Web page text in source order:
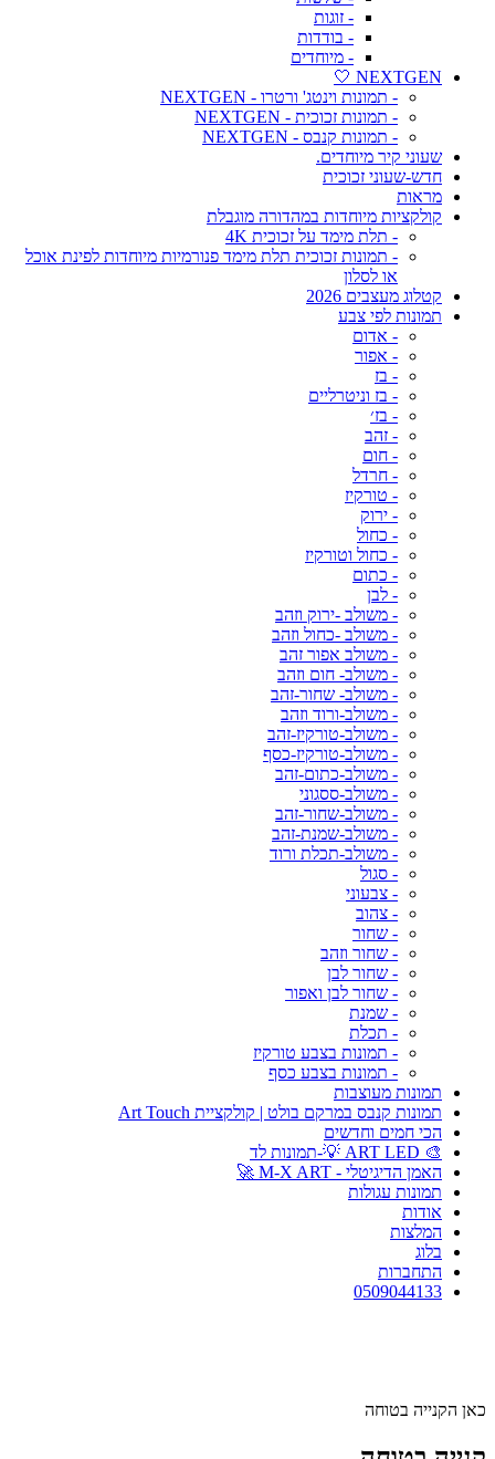
- זוגות
- בודדות
- מיוחדים
NEXTGEN 🤍
- תמונות וינטג' ורטרו - NEXTGEN
- תמונות זכוכית - NEXTGEN
- תמונות קנבס - NEXTGEN
שעוני קיר מיוחדים.
חדש-שעוני זכוכית
מראות
קולקציות מיוחדות במהדורה מוגבלת
- תלת מימד על זכוכית 4K
- תמונות זכוכית תלת מימד פנורמיות מיוחדות לפינת אוכל
או לסלון
קטלוג מעצבים 2026
תמונות לפי צבע
- אדום
- אפור
- בז
- בז וניטרליים
- בז׳
- זהב
- חום
- חרדל
- טורקיז
- ירוק
- כחול
- כחול וטורקיז
- כתום
- לבן
- משולב -ירוק וזהב
- משולב -כחול וזהב
- משולב אפור זהב
- משולב- חום וזהב
- משולב- שחור-זהב
- משולב-ורוד וזהב
- משולב-טורקיז-זהב
- משולב-טורקיז-כסף
- משולב-כתום-זהב
- משולב-ססגוני
- משולב-שחור-זהב
- משולב-שמנת-זהב
- משולב-תכלת ורוד
- סגול
- צבעוני
- צהוב
- שחור
- שחור וזהב
- שחור לבן
- שחור לבן ואפור
- שמנת
- תכלת
- תמונות בצבע טורקיז
- תמונות בצבע כסף
תמונות מעוצבות
תמונות קנבס במרקם בולט | קולקציית Art Touch
הכי חמים וחדשים
🎨 ART LED 💡-תמונות לד
האמן הדיגיטלי - M-X ART 🚀
תמונות עגולות
אודות
המלצות
בלוג
התחברות
0509044133
כאן הקנייה בטוחה